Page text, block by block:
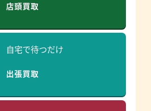
店頭買取
自宅で待つだけ
出張買取